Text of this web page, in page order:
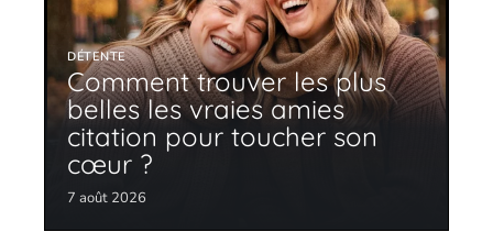
DÉTENTE
Comment trouver les plus
belles les vraies amies
citation pour toucher son
cœur ?
7 août 2026